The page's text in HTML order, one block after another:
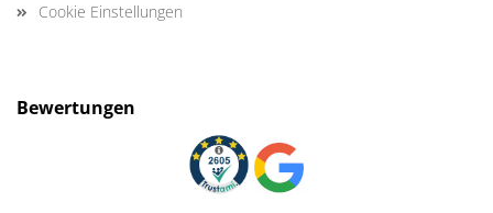
Cookie Einstellungen
Bewertungen